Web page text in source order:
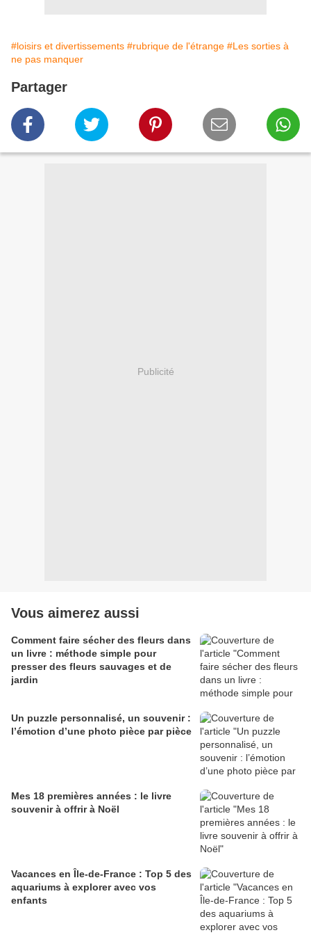
#loisirs et divertissements #rubrique de l'étrange #Les sorties à
ne pas manquer
Partager
Publicité
Vous aimerez aussi
Comment faire sécher des fleurs dans
un livre : méthode simple pour
presser des fleurs sauvages et de
jardin
Un puzzle personnalisé, un souvenir :
l’émotion d’une photo pièce par pièce
Mes 18 premières années : le livre
souvenir à offrir à Noël
Vacances en Île-de-France : Top 5 des
aquariums à explorer avec vos
enfants